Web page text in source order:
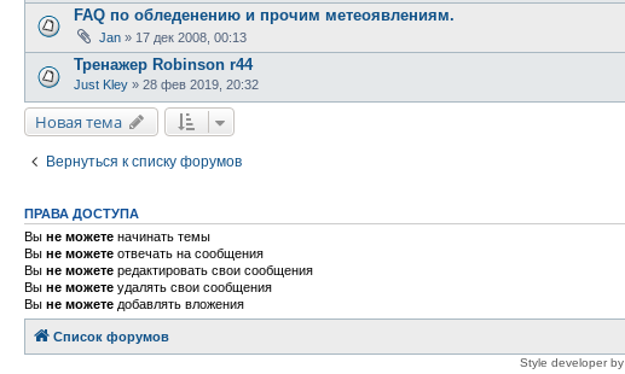
FAQ по обледенению и прочим метеоявлениям.
Jan » 17 дек 2008, 00:13
Тренажер Robinson r44
Just Kley » 28 фев 2019, 20:32
Новая тема
Вернуться к списку форумов
ПРАВА ДОСТУПА
Вы не можете начинать темы
Вы не можете отвечать на сообщения
Вы не можете редактировать свои сообщения
Вы не можете удалять свои сообщения
Вы не можете добавлять вложения
Список форумов
Style developer by